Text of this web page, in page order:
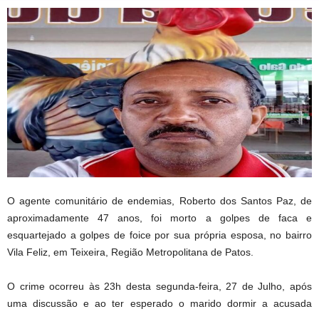
O agente comunitário de endemias, Roberto dos Santos Paz, de
aproximadamente 47 anos, foi morto a golpes de faca e
esquartejado a golpes de foice por sua própria esposa, no bairro
Vila Feliz, em Teixeira, Região Metropolitana de Patos.
O crime ocorreu às 23h desta segunda-feira, 27 de Julho, após
uma discussão e ao ter esperado o marido dormir a acusada